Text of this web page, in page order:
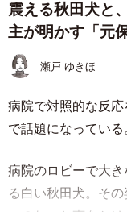
震える秋田犬と
主が明かす「元
瀬戸 ゆきほ
病院で対照的な反応
で話題になっている
病院のロビーで大
る白い秋田犬。そ